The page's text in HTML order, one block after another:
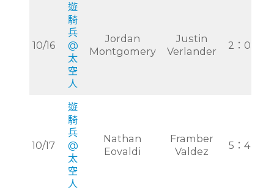
10/16
遊
騎
兵
@
太
空
人
Jordan
Montgomery
Justin
Verlander
2：0
10/17
遊
騎
兵
@
太
空
人
Nathan
Eovaldi
Framber
Valdez
5：4